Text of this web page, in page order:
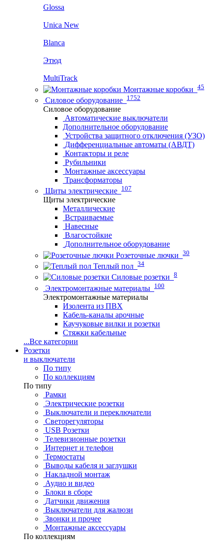
Glossa
Unica New
Blanca
Этюд
MultiTrack
Монтажные коробки 45
Силовое оборудование 1752
Силовое оборудование
Автоматические выключатели
Дополнительное оборудование
Устройства защитного отключения (УЗО)
Дифференциальные автоматы (АВДТ)
Контакторы и реле
Рубильники
Монтажные аксессуары
Трансформаторы
Щиты электрические 107
Щиты электрические
Металлические
Встраиваемые
Навесные
Влагостойкие
Дополнительное оборудование
Розеточные лючки 30
Теплый пол 34
Силовые розетки 8
Электромонтажные материалы 100
Электромонтажные материалы
Изолента из ПВХ
Кабель-каналы арочные
Каучуковые вилки и розетки
Стяжки кабельные
...Все категории
Розетки
и выключатели
По типу
По коллекциям
По типу
Рамки
Электрические розетки
Выключатели и переключатели
Светорегуляторы
USB Розетки
Телевизионные розетки
Интернет и телефон
Термостаты
Выводы кабеля и заглушки
Накладной монтаж
Аудио и видео
Блоки в сборе
Датчики движения
Выключатели для жалюзи
Звонки и прочее
Монтажные аксессуары
По коллекциям